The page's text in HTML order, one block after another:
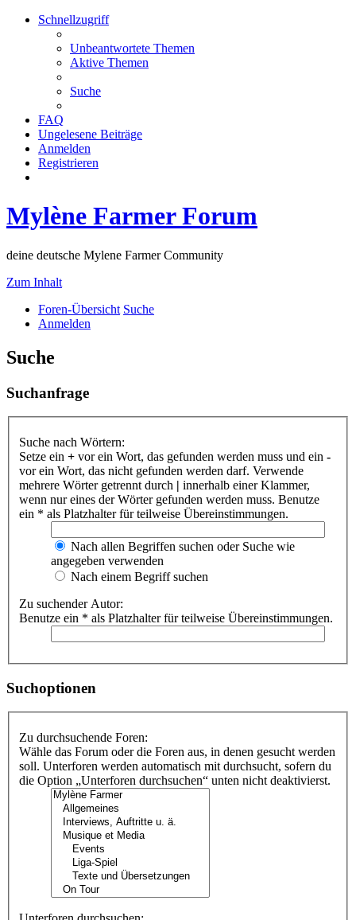
Schnellzugriff
Unbeantwortete Themen
Aktive Themen
Suche
FAQ
Ungelesene Beiträge
Anmelden
Registrieren
Mylène Farmer Forum
deine deutsche Mylene Farmer Community
Zum Inhalt
Foren-Übersicht Suche
Anmelden
Suche
Suchanfrage
Suche nach Wörtern:
Setze ein + vor ein Wort, das gefunden werden muss und ein -
vor ein Wort, das nicht gefunden werden darf. Verwende
mehrere Wörter getrennt durch | innerhalb einer Klammer,
wenn nur eines der Wörter gefunden werden muss. Benutze
ein * als Platzhalter für teilweise Übereinstimmungen.
Nach allen Begriffen suchen oder Suche wie
angegeben verwenden
Nach einem Begriff suchen
Zu suchender Autor:
Benutze ein * als Platzhalter für teilweise Übereinstimmungen.
Suchoptionen
Zu durchsuchende Foren:
Wähle das Forum oder die Foren aus, in denen gesucht werden
soll. Unterforen werden automatisch mit durchsucht, sofern du
die Option „Unterforen durchsuchen“ unten nicht deaktivierst.